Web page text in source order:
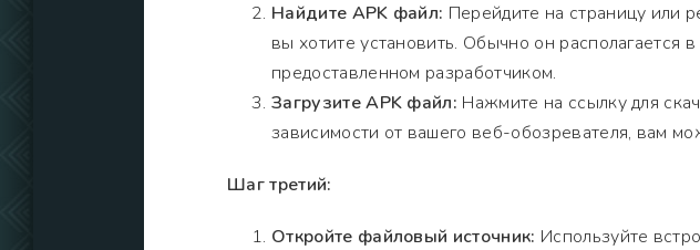
Найдите APK файл: Перейдите на страницу или
вы хотите установить. Обычно он располагается
предоставленном разработчиком.
Загрузите APK файл: Нажмите на ссылку для
зависимости от вашего веб-обозревателя, вам
Шаг третий:
Откройте файловый источник: Используйте